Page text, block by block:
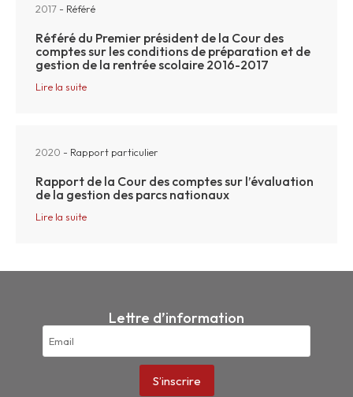
2017 - Référé
Référé du Premier président de la Cour des
comptes sur les conditions de préparation et de
gestion de la rentrée scolaire 2016-2017
Lire la suite
2020 - Rapport particulier
Rapport de la Cour des comptes sur l’évaluation
de la gestion des parcs nationaux
Lire la suite
Lettre d’information